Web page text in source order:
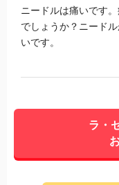
ニードルは痛いです
でしょうか？ニード
いです。
ラ・